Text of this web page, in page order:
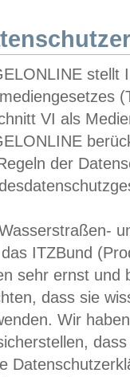
stellt
VI als
der
ITZBund
sehr ernst und
dass sie
Wir